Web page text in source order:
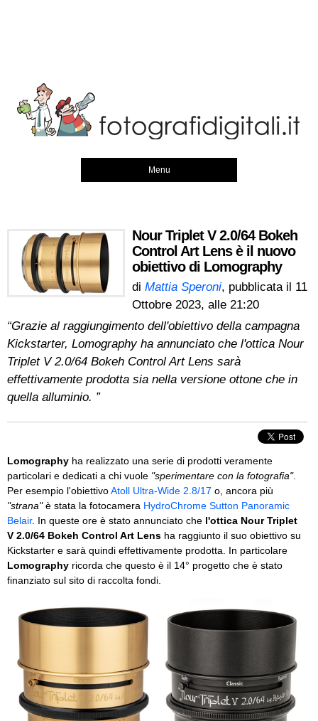
Menu
Nour Triplet V 2.0/64 Bokeh
Control Art Lens è il nuovo
obiettivo di Lomography
di Mattia Speroni, pubblicata il 11
Ottobre 2023, alle 21:20
“Grazie al raggiungimento dell'obiettivo della campagna
Kickstarter, Lomography ha annunciato che l'ottica Nour
Triplet V 2.0/64 Bokeh Control Art Lens sarà
effettivamente prodotta sia nella versione ottone che in
quella alluminio. ”
Lomography ha realizzato una serie di prodotti veramente
particolari e dedicati a chi vuole "sperimentare con la fotografia".
Per esempio l'obiettivoAtoll Ultra-Wide 2.8/17 o, ancora più
"strana"è stata la fotocamera HydroChrome Sutton Panoramic
Belair. In queste ore è stato annunciato che l'ottica Nour Triplet
V 2.0/64 Bokeh Control Art Lens ha raggiunto il suo obiettivo su
Kickstarter e sarà quindi effettivamente prodotta. In particolare
Lomography ricorda che questo è il 14° progetto che è stato
finanziato sul sito di raccolta fondi.